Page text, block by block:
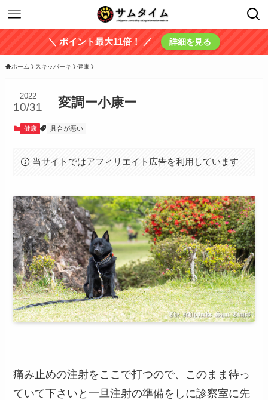
＼ ポイント最大11倍！ ／ 詳細を見る
ホーム スキッパーキ 健康
変調ー小康ー
2022
10/31
健康 具合が悪い
当サイトではアフィリエイト広告を利用しています
痛み止めの注射をここで打つので、このまま待っ
ていて下さいと一旦注射の準備をしに診察室に先